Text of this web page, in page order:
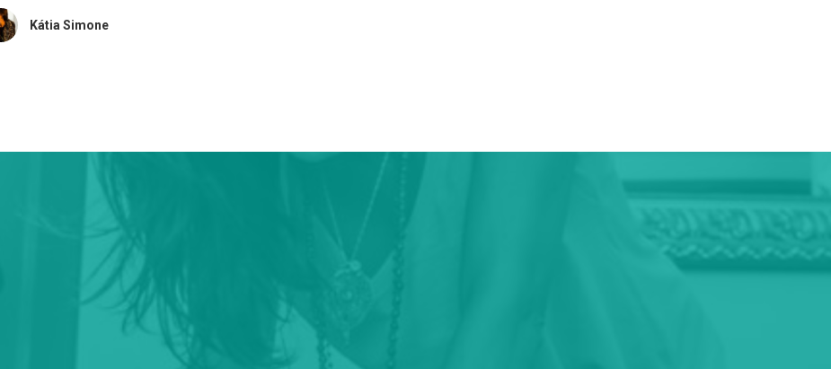
Kátia Simone